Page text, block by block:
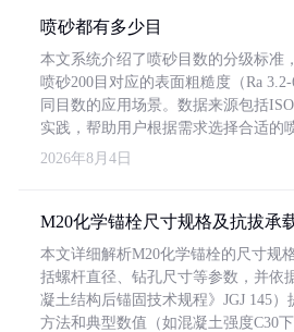
喷砂都有多少目
本文系统介绍了喷砂目数的分级标准
喷砂200目对应的表面粗糙度（Ra
同目数的应用场景。数据来源包括
实践，帮助用户根据需求选择合适的
2026年8月4日
M20化学锚栓尺寸规格及抗拔承
本文详细解析M20化学锚栓的尺寸规
括螺杆直径、钻孔尺寸等参数，并依
凝土结构后锚固技术规程》JGJ 145
方法和典型数值（如混凝土强度C30下